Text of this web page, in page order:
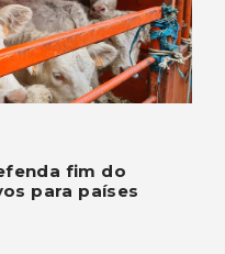
fim do
para países